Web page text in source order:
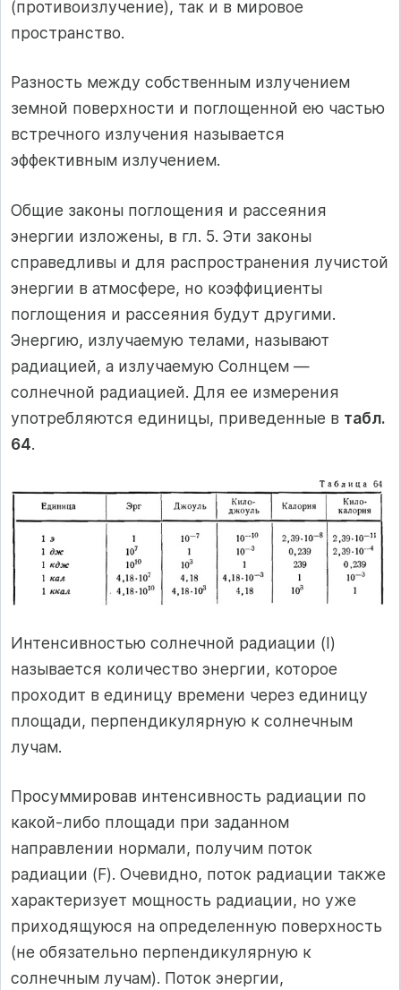
(противоизлучение), так и в мировое
пространство.
Разность между собственным излучением
земной поверхности и поглощенной ею частью
встречного излучения называется
эффективным излучением.
Общие законы поглощения и рассеяния
энергии изложены, в гл. 5. Эти законы
справедливы и для распространения лучистой
энергии в атмосфере, но коэффициенты
поглощения и рассеяния будут другими.
Энергию, излучаемую телами, называют
радиацией, а излучаемую Солнцем —
солнечной радиацией. Для ее измерения
употребляются единицы, приведенные в табл.
64.
Интенсивностью солнечной радиации (I)
называется количество энергии, которое
проходит в единицу времени через единицу
площади, перпендикулярную к солнечным
лучам.
Просуммировав интенсивность радиации по
какой-либо площади при заданном
направлении нормали, получим поток
радиации (F). Очевидно, поток радиации также
характеризует мощность радиации, но уже
приходящуюся на определенную поверхность
(не обязательно перпендикулярную к
солнечным лучам). Поток энергии,